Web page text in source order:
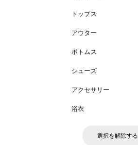
トップス
アウター
ボトムス
シューズ
アクセサリー
浴衣
選択を解除する